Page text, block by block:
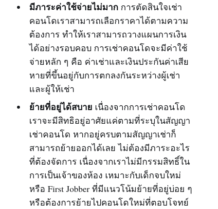
มีภาระค่าใช้จ่ายไม่มาก การตัดสินใจเช่า
คอนโดเราสามารถเลือกราคาได้ตามความ
ต้องการ ทำให้เราสามารถวางแผนการเงิน
ได้อย่างรอบคอบ การเช่าคอนโดจะมีค่าใช้
จ่ายหลัก ๆ คือ ค่าเช่าและเงินประกันค่าเสีย
หายที่ขึ้นอยู่กับการตกลงกันระหว่างผู้เช่า
และผู้ให้เช่า
ย้ายที่อยู่ได้สบาย เนื่องจากการเช่าคอนโด
เราจะมีสิทธิอยู่อาศัยแค่ตามที่ระบุในสัญญา
เช่าคอนโด หากอยู่ครบตามสัญญาเช่าก็
สามารถย้ายออกได้เลย ไม่ต้องมีภาระอะไร
ที่ต้องจัดการ เนื่องจากเราไม่มีกรรมสิทธิ์ใน
การเป็นเจ้าของห้อง เหมาะกับเด็กจบใหม่
หรือ First Jobber ที่มีแนวโน้มย้ายที่อยู่บ่อย ๆ
หรือต้องการย้ายไปคอนโดใหม่ที่ตอบโจทย์